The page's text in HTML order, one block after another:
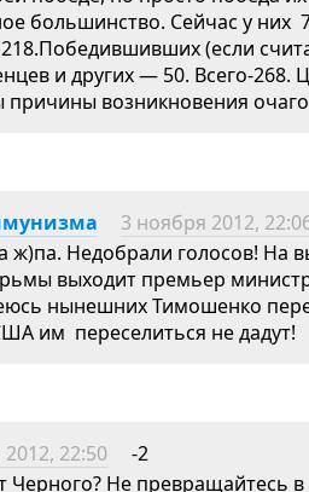
большинство. Сейчас у них
(если
и других — 50. Всего-268.
причины возникновения
3 ноября 2012,
ж)па. Недобрали голосов! На
выходит премьер
нынешних Тимошенко
им переселиться не дадут!
22:50
-2
Черного? Не превращайтесь